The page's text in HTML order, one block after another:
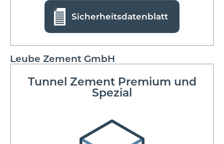
Sicherheitsdatenblatt
Leube Zement GmbH
Tunnel Zement Premium und
Spezial